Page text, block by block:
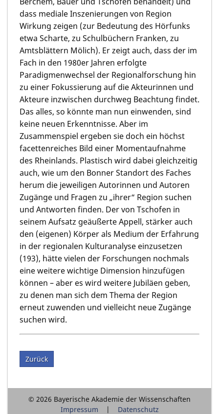
dass mediale Inszenierungen von Region
Wirkung zeigen (zur Bedeutung des Hörfunks
etwa Scharte, zu Schulbüchern Franken, zu
Amtsblättern Mölich). Er zeigt auch, dass der im
Fach in den 1980er Jahren erfolgte
Paradigmenwechsel der Regionalforschung hin
zu einer Fokussierung auf die Akteurinnen und
Akteure inzwischen durchweg Beachtung findet.
Das alles, so könnte man nun einwenden, sind
keine neuen Erkenntnisse. Aber im
Zusammenspiel ergeben sie doch ein höchst
facettenreiches Bild einer Momentaufnahme
des Rheinlands. Plastisch wird dabei gleichzeitig
auch, wie um den Bonner Standort des Faches
herum die jeweiligen Autorinnen und Autoren
Zugänge und Fragen zu „ihrer“ Region suchen
und Antworten finden. Der von Tschofen in
seinem Aufsatz geäußerte Appell, stärker auch
den (eigenen) Körper als Medium der Erfahrung
in der regionalen Kulturanalyse einzusetzen
(193), hätte vielen der Forschungen nochmals
eine weitere wichtige Dimension hinzufügen
können – aber es wird weitere Jubiläen geben,
zu denen man sich dem Thema der Region
erneut zuwenden und vielleicht neue Zugänge
suchen wird.
Zurück
© 2026 Bayerische Akademie der Wissenschaften
Impressum
Datenschutz